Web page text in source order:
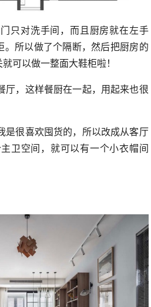
只对洗手间，而且厨房就在左手
所以做了个隔断，然后把厨房的
可以做一整面大鞋柜啦！
厅，这样餐厨在一起，用起来也很
是很喜欢囤货的，所以改成从客厅
卫空间，就可以有一个小衣帽间